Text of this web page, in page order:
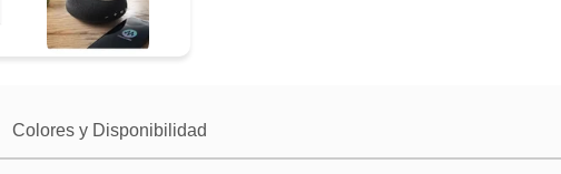
Colores y Disponibilidad